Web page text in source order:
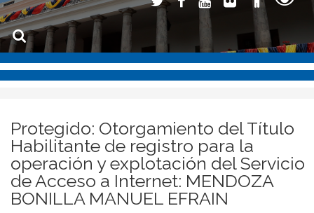
Protegido: Otorgamiento del Título
Habilitante de registro para la
operación y explotación del Servicio
de Acceso a Internet: MENDOZA
BONILLA MANUEL EFRAIN